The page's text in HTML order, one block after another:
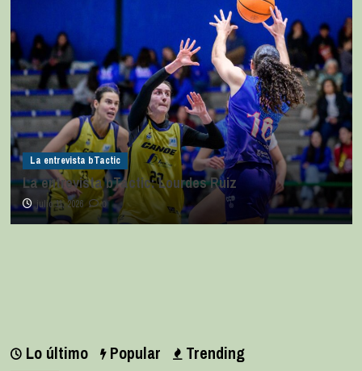
La entrevista bTactic
La entrevista bTactic: Lourdes Ruiz
julio 11, 2026 0
Lo último Popular Trending